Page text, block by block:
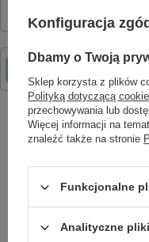
/
Forever Aparat
Poprzedni z tej
Konfiguracja
Dbamy o Twoją
Sklep korzysta z plików
Polityką dotyczącą
przechowywania lub
Więcej informacji na
znaleźć także na stronie
Funkcjonalne
Analityczne